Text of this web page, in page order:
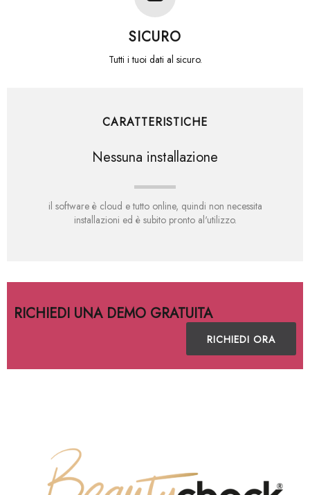
SICURO
Tutti i tuoi dati al sicuro.
CARATTERISTICHE
Nessuna installazione
il software è cloud e tutto online, quindi non necessita
installazioni ed è subito pronto al'utilizzo.
Funziona con Apple, Windows e
Utilizzabile con qualsiasi sistema operativo
Ideale su Tablet e smartphone
ovunque tu voglia
RICHIEDI UNA DEMO GRATUITA
RICHIEDI ORA